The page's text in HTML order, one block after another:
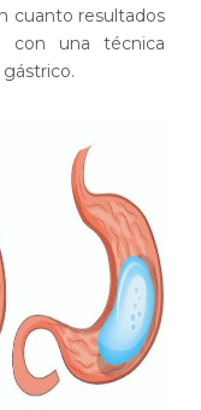
cuanto resultados
con una técnica